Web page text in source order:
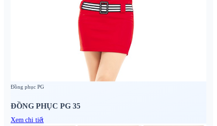
Đồng phục PG
ĐỒNG PHỤC PG 35
Xem chi tiết